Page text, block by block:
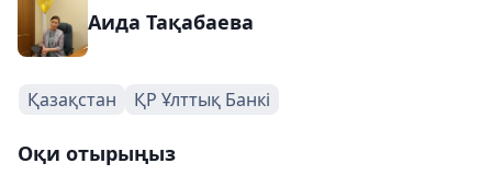
Аида Тақабаева
Қазақстан ҚР Ұлттық Банкі
Оқи отырыңыз